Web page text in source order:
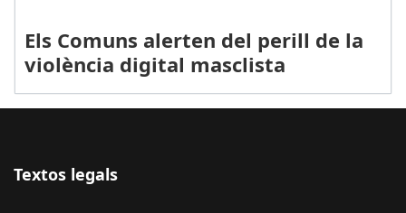
Els Comuns alerten del perill de la
violència digital masclista
Textos legals